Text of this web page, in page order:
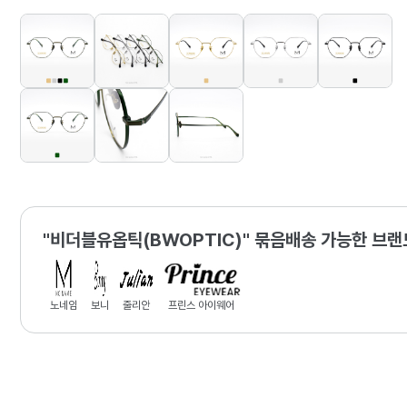
"비더블유옵틱(BWOPTIC)" 묶음배송 가능한 브랜
노네임 보니 줄리안 프린스 아이웨어